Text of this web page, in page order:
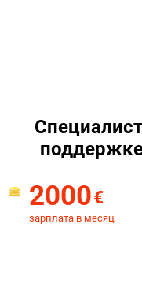
2000€
зарплата в месяц